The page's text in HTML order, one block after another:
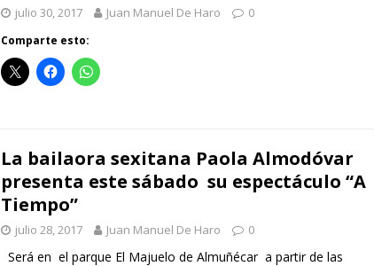
julio 30, 2017 Juan Manuel De Haro 0
Comparte esto:
La bailaora sexitana Paola Almodóvar
presenta este sábado su espectáculo “A
Tiempo”
julio 28, 2017 Juan Manuel De Haro 0
Será en el parque El Majuelo de Almuñécar a partir de las